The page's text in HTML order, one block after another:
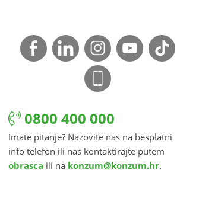
0800 400 000
Imate pitanje? Nazovite nas na besplatni
info telefon ili nas kontaktirajte putem
obrasca ili na konzum@konzum.hr.